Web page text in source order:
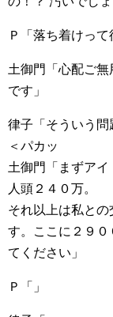
Ｐ「落ち着けって
土御門「心配ご
です」
律子「そういう問
＜パカッ
土御門「まずアイ
人頭２４０万。
それ以上は私と
す。ここに２９０
てください」
Ｐ「」